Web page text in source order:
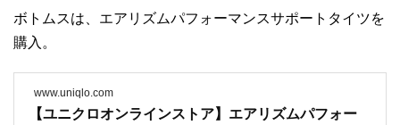
ボトムスは、エアリズムパフォーマンスサポートタイツを
購入。
www.uniqlo.com
【ユニクロオンラインストア】エアリズムパフォー